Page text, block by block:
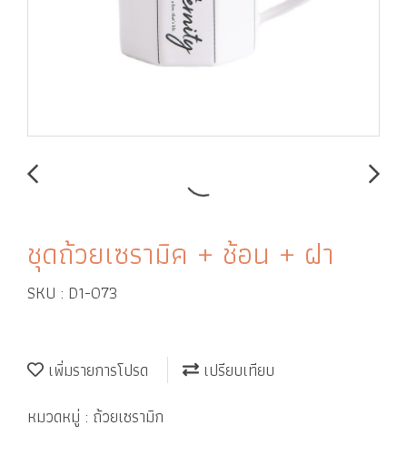
ชุดถ้วยเซรามิค + ช้อน + ฝา
SKU : D1-073
เพิ่มรายการโปรด
เปรียบเทียบ
หมวดหมู่ : ถ้วยเซรามิก